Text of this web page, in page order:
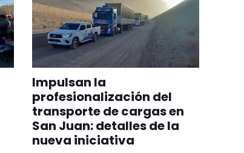
Impulsan la
profesionalización del
transporte de cargas en
San Juan: detalles de la
nueva iniciativa